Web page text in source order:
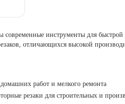
современные инструменты для
отличающихся высокой
работ и мелкого ремонта
резаки для строительных и